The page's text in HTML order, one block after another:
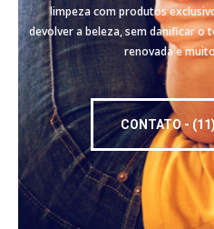
limpeza com produtos
devolver a beleza, sem danificar o
renovada e
CONTATO -